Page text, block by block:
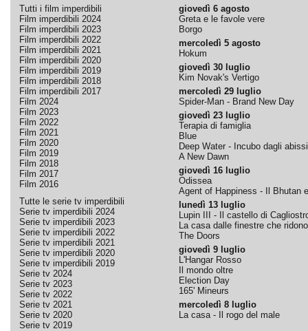
Tutti i film imperdibili
Film imperdibili 2024
Film imperdibili 2023
Film imperdibili 2022
Film imperdibili 2021
Film imperdibili 2020
Film imperdibili 2019
Film imperdibili 2018
Film imperdibili 2017
Film 2024
Film 2023
Film 2022
Film 2021
Film 2020
Film 2019
Film 2018
Film 2017
Film 2016
Tutte le serie tv imperdibili
Serie tv imperdibili 2024
Serie tv imperdibili 2023
Serie tv imperdibili 2022
Serie tv imperdibili 2021
Serie tv imperdibili 2020
Serie tv imperdibili 2019
Serie tv 2024
Serie tv 2023
Serie tv 2022
Serie tv 2021
Serie tv 2020
Serie tv 2019
giovedì 6 agosto
Greta e le favole vere
Borgo
mercoledì 5 agosto
Hokum
giovedì 30 luglio
Kim Novak's Vertigo
mercoledì 29 luglio
Spider-Man - Brand New Day
giovedì 23 luglio
Terapia di famiglia
Blue
Deep Water - Incubo dagli abissi
A New Dawn
giovedì 16 luglio
Odissea
Agent of Happiness - Il Bhutan
lunedì 13 luglio
Lupin III - Il castello di
La casa dalle finestre che ridono
The Doors
giovedì 9 luglio
L'Hangar Rosso
Il mondo oltre
Election Day
165' Mineurs
mercoledì 8 luglio
La casa - Il rogo del male